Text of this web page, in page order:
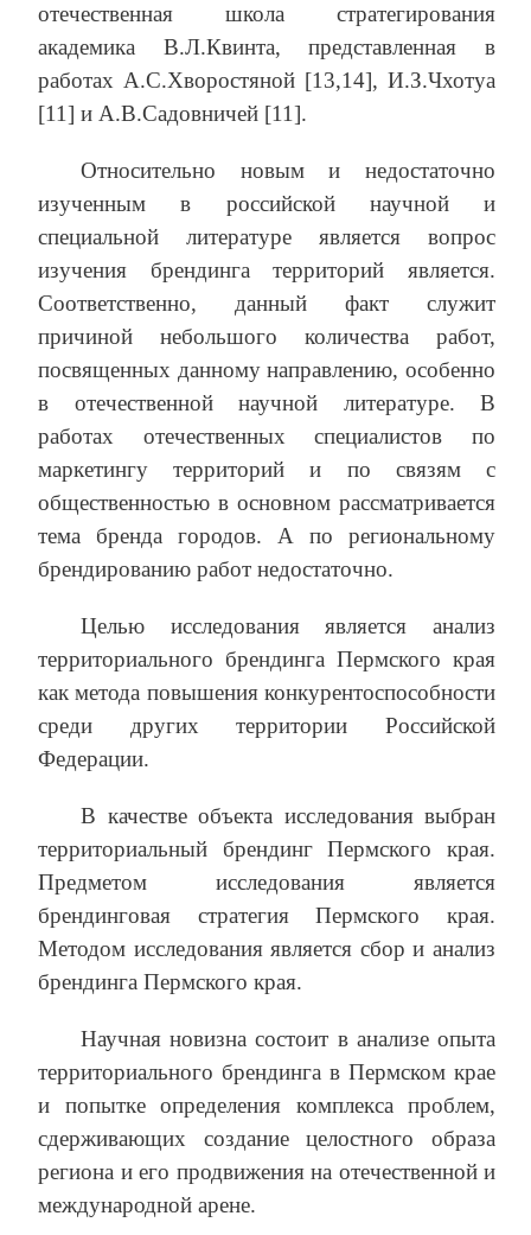
отечественная школа стратегирования
академика В.Л.Квинта, представленная в
работах А.С.Хворостяной [13,14], И.З.Чхотуа
[11] и А.В.Садовничей [11].
Относительно новым и недостаточно
изученным в российской научной и
специальной литературе является вопрос
изучения брендинга территорий является.
Соответственно, данный факт служит
причиной небольшого количества работ,
посвященных данному направлению, особенно
в отечественной научной литературе. В
работах отечественных специалистов по
маркетингу территорий и по связям с
общественностью в основном рассматривается
тема бренда городов. А по региональному
брендированию работ недостаточно.
Целью исследования является анализ
территориального брендинга Пермского края
как метода повышения конкурентоспособности
среди других территории Российской
Федерации.
В качестве объекта исследования выбран
территориальный брендинг Пермского края.
Предметом исследования является
брендинговая стратегия Пермского края.
Методом исследования является сбор и анализ
брендинга Пермского края.
Научная новизна состоит в анализе опыта
территориального брендинга в Пермском крае
и попытке определения комплекса проблем,
сдерживающих создание целостного образа
региона и его продвижения на отечественной и
международной арене.